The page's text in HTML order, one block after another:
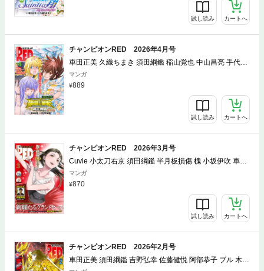
須田綱鑑 半月板損傷 間千里 ブラッドレー・ボンド＋フ
ィリップ・Ｎ・モーゼズ 田畑由秋 余湖裕輝
試し読み カートへ
チャンピオンRED 2026年4月号
車田正美 久織ちまき 須田綱鑑 稲山覚也 中山昌亮 手代木
史織 間千里 吉野弘幸 佐藤健悦 たーちゃん 叶景太 小太刀
右京 半月板損傷 ブラッドレー・ボンド＋フィリップ・
Ｎ・モーゼズ 田畑由秋 余湖裕輝 木々津克久 トホコウ 岸
馬きらく Xぴえろ Cuvie 井上行広 深見真 刻夜セイゴ 阿
部恭子 ブル パーミン 山口ミコト 北河トウタ
マンガ
889
試し読み カートへ
チャンピオンRED 2026年3月号
Cuvie 小太刀右京 須田綱鑑 半月板損傷 槐 小坂伊吹 車田
正美 手代木史織 久織ちまき パーミン 山口ミコト 北河ト
ウタ かわのゆうすけ 木々津克久 トホコウ 岸馬きらく X
ぴえろ 稲山覚也 吉野弘幸 佐藤健悦 高橋葉介 みもり 間千
里 ブラッドレー・ボンド＋フィリップ・Ｎ・モーゼズ 田
畑由秋 余湖裕輝 つー子 大井勇輝 中山昌亮
マンガ
870
試し読み カートへ
チャンピオンRED 2026年2月号
車田正美 須田綱鑑 吉野弘幸 佐藤健悦 阿部恭子 ブル 木々